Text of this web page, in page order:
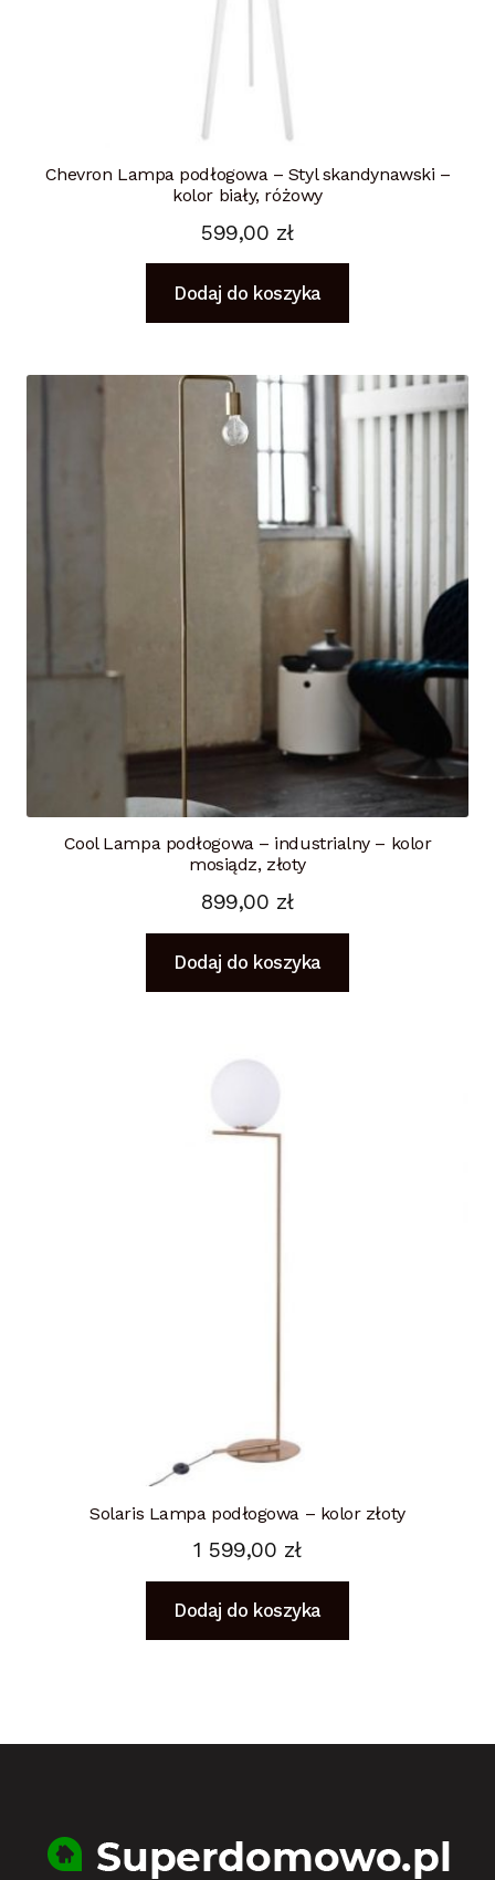
Chevron Lampa podłogowa – Styl skandynawski –
kolor biały, różowy
599,00 zł
Dodaj do koszyka
Cool Lampa podłogowa – industrialny – kolor
mosiądz, złoty
899,00 zł
Dodaj do koszyka
Solaris Lampa podłogowa – kolor złoty
1 599,00 zł
Dodaj do koszyka